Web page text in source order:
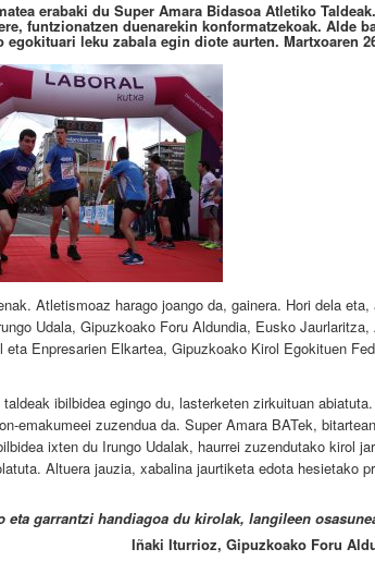
erabaki du Super Amara Bidasoa Atletiko
funtzionatzen duenarekin konformatzekoak. Alde
leku zabala egin diote aurten. Martxoaren
Atletismoaz harago joango da, gainera. Hori dela
Udala, Gipuzkoako Foru Aldundia, Eusko
Enpresarien Elkartea, Gipuzkoako Kirol Egokituen
ibilbidea egingo du, lasterketen zirkuituan
emakumeei zuzendua da. Super Amara BATek,
ixten du Irungo Udalak, haurrei zuzendutako kirol
Altuera jauzia, xabalina jaurtiketa edota hesietako
eta garrantzi handiagoa du kirolak, langileen
Iñaki Iturrioz, Gipuzkoako Foru